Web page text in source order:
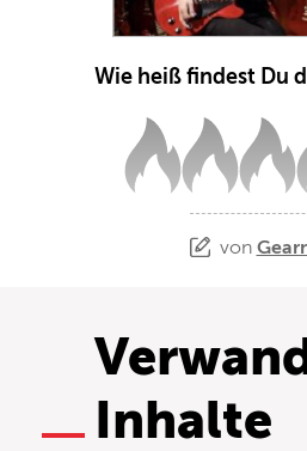
Wie heiß findest Du
von
Inhalte